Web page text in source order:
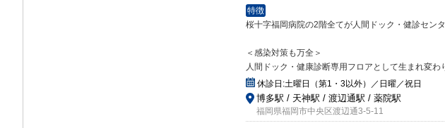
特徴
桜十字福岡病院の2階全てが人間ドック・健診セン
＜感染対策も万全＞
人間ドック・健康診断専用フロアとして生まれ変
休診日:土曜日（第1・3以外）／日曜／祝日
博多駅 / 天神駅 / 渡辺通駅 / 薬院駅
福岡県福岡市中央区渡辺通3-5-11